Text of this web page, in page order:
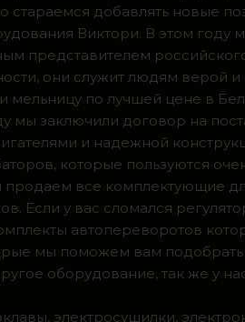
стараемся добавлять новые
Виктори. В этом году
представителем
они служит людям верой
по лучшей цене в
заключили договор на
и надежной
которые пользуются
продаем все комплектующие
Если у вас сломался
автопереворотов
мы поможем вам
оборудование, так же у
электросушилки,